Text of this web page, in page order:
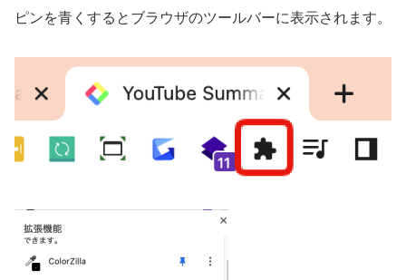
ピンを青くするとブラウザのツールバーに表示されます。